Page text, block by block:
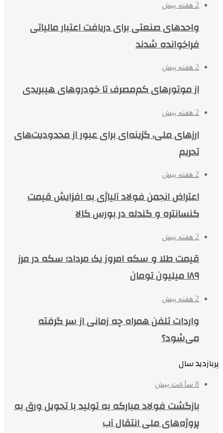
2 هفته پیش
واحدهای صنعتی برای دریافت اعتبار مالیاتی
فراخوانده شدند
2 هفته پیش
از موتورهای کم‌مصرف تا خودروهای هیبریدی
2 هفته پیش
ارزهای ملی، گزینه‌ای برای عبور از محدودیت‌های
تحریم
2 هفته پیش
اعتراض انجمن فولاد آلیاژی به افزایش قیمت
کنسانتره و گندله در بورس کالا
2 هفته پیش
قیمت طلا و سکه امروز یک مرداد؛ سکه در مرز
۱۸۹ میلیون تومان
2 هفته پیش
واردات تلفن همراه چه زمانی از سر گرفته
می‌شود؟
پربازدید سال
8 ساعت پیش
بازگشت فولاد مبارکه به تولید با تحویل ورق به
پروژه‌های ملی انتقال آب